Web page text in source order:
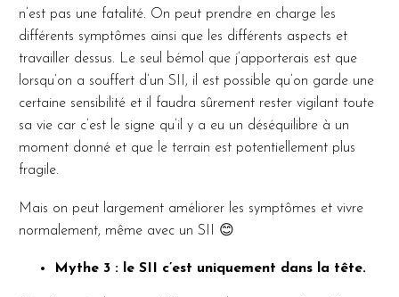
n’est pas une fatalité. On peut prendre en charge les
différents symptômes ainsi que les différents aspects et
travailler dessus. Le seul bémol que j’apporterais est que
lorsqu’on a souffert d’un SII, il est possible qu’on garde une
certaine sensibilité et il faudra sûrement rester vigilant toute
sa vie car c’est le signe qu’il y a eu un déséquilibre à un
moment donné et que le terrain est potentiellement plus
fragile.
Mais on peut largement améliorer les symptômes et vivre
normalement, même avec un SII 😊
Mythe 3 : le SII c’est uniquement dans la tête.